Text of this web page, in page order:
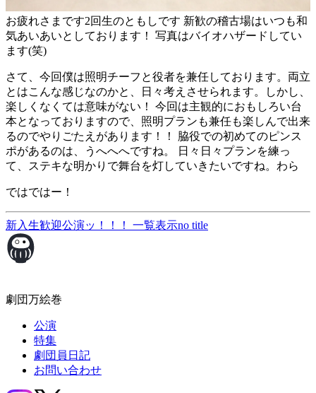
お疲れさまです2回生のともしです 新歓の稽古場はいつも和
気あいあいとしております！ 写真はバイオハザードしてい
ます(笑)
さて、今回僕は照明チーフと役者を兼任しております。両立
とはこんな感じなのかと、日々考えさせられます。しかし、
楽しくなくては意味がない！ 今回は主観的におもしろい台
本となっておりますので、照明プランも兼任も楽しんで出来
るのでやりごたえがあります！！ 脇役での初めてのピンス
ポがあるのは、うへへへですね。 日々日々プランを練っ
て、ステキな明かりで舞台を灯していきたいですね。わら
ではではー！
新入生歓迎公演ッ！！！ 一覧表示no title
劇団万絵巻
公演
特集
劇団員日記
お問い合わせ